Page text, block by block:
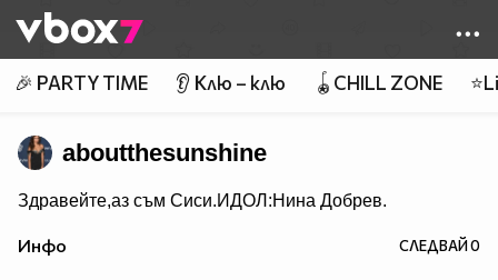
👾
🎉 PARTY TIME 👂 Клю – клю 🪀CHILL ZONE
aboutthesunshine
Здравейте,аз съм Сиси.ИДОЛ:Нина Добрев.
Инфо СЛЕДВАЙ0